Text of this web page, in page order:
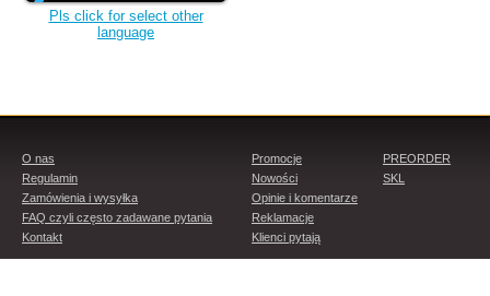
Pls click for select other
language
O nas
Regulamin
Zamówienia i wysyłka
FAQ czyli często zadawane pytania
Kontakt
Promocje
Nowości
Opinie i komentarze
Reklamacje
Klienci pytają
PREORDER
SKL